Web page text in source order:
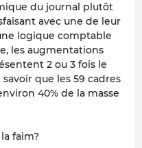
du journal plutôt
avec une de leur
logique comptable
les augmentations
2 ou 3 fois le
que les 59 cadres
40% de la masse
faim?